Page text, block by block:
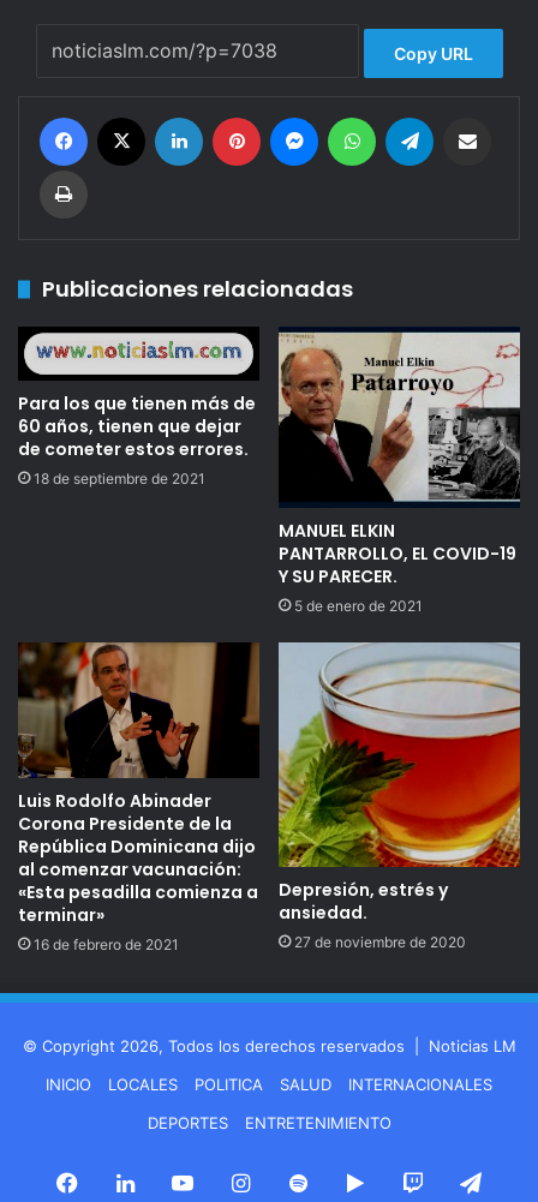
Copy URL
Publicaciones relacionadas
Para los que tienen más de
60 años, tienen que dejar
de cometer estos errores.
18 de septiembre de 2021
MANUEL ELKIN
PANTARROLLO, EL COVID-19
Y SU PARECER.
5 de enero de 2021
Luis Rodolfo Abinader
Corona Presidente de la
República Dominicana dijo
al comenzar vacunación:
«Esta pesadilla comienza a
terminar»
16 de febrero de 2021
Depresión, estrés y
ansiedad.
27 de noviembre de 2020
© Copyright 2026, Todos los derechos reservados | Noticias LM
INICIO
LOCALES POLITICA SALUD
INTERNACIONALES
DEPORTES
ENTRETENIMIENTO
Facebook
LinkedInYouTubeInstagram
Spotify Google Twitch